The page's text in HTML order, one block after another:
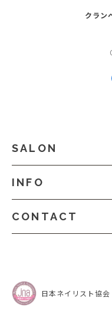
クラン
SALON
INFO
CONTACT
日本ネイリスト協